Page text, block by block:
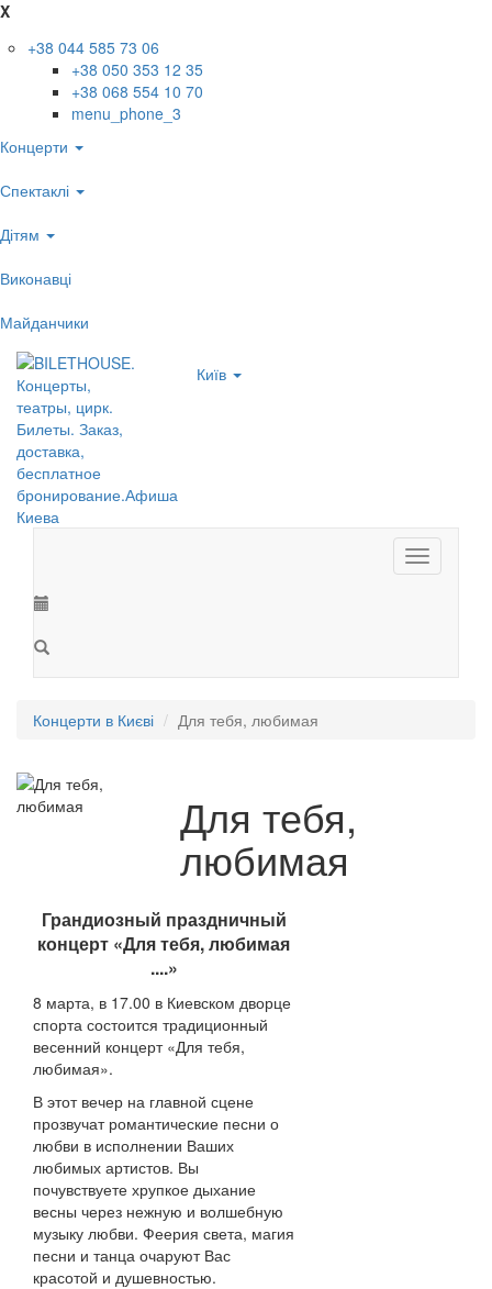
X
+38 044 585 73 06
+38 050 353 12 35
+38 068 554 10 70
menu_phone_3
Концерти
Спектаклі
Дітям
Виконавці
Майданчики
Київ
Toggle
navigation
Концерти в Києві Для тебя, любимая
Для тебя,
любимая
Грандиозный праздничный
концерт «Для тебя, любимая
....»
8 марта, в 17.00 в Киевском дворце
спорта состоится традиционный
весенний концерт «Для тебя,
любимая».
В этот вечер на главной сцене
прозвучат романтические песни о
любви в исполнении Ваших
любимых артистов. Вы
почувствуете хрупкое дыхание
весны через нежную и волшебную
музыку любви. Феерия света, магия
песни и танца очаруют Вас
красотой и душевностью.